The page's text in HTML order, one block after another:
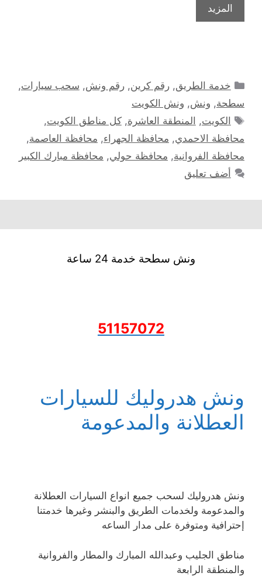
المزيد
التصنيفات
خدمة الطريق,رقم كرين,رقم ونش, سحب سيارات,
سطحة, ونش, ونش الكويت
الوسوم
الكويت, المنطقة العاشرة,كل مناطق الكويت,
محافظة الاحمدي, محافظة الجهراء, محافظة العاصمة,
محافظة الفروانية, محافظة حولي, محافظة مبارك الكبير
أضف تعليق
ونش سطحة خدمة 24 ساعة
51157072
ونش هدروليك للسيارات
العطلانة والمدعومة
ونش هدروليك لسحب جميع انواع السيارات العطلانة
والمدعومة ولخدمات الطريق والبنشر وغيرها خدمتنا
إحترافية ومتوفرة على مدار الساعه
مناطق الجليب وعبدالله المبارك والمطار والفروانية
والمنطقة الرابعة